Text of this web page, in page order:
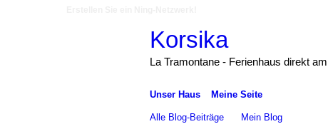
Korsika
La Tramontane - Ferienhaus direkt
Unser Haus Meine Seite
Alle Blog-Beiträge Mein Blog